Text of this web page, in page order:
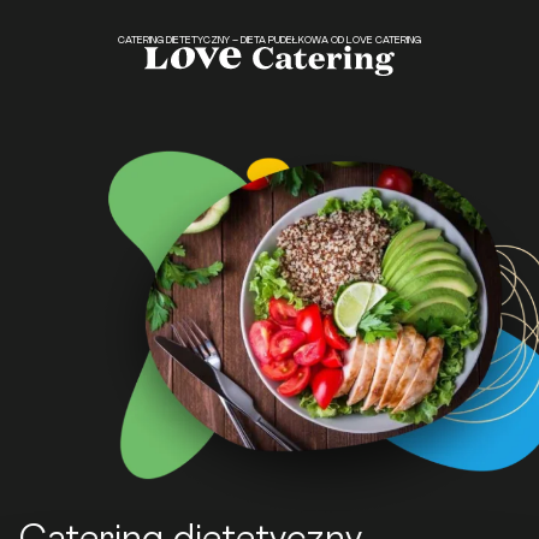
CATERING DIETETYCZNY – DIETA PUDEŁKOWA OD LOVE CATERING